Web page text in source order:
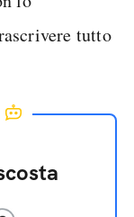
tutto